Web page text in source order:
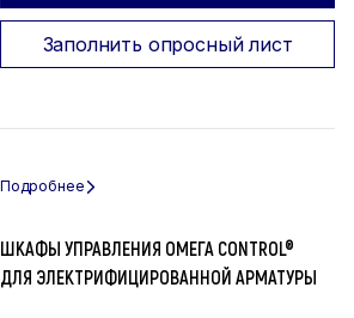
Заполнить опросный лист
ШКАФЫ УПРАВЛЕНИЯ ОМЕГА CONTROL®
ДЛЯ ЭЛЕКТРИФИЦИРОВАННОЙ АРМАТУРЫ